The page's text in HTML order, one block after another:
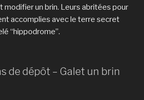
modifier un brin. Leurs abritées pour
accomplies avec le terre secret
“hippodrome”.
de dépôt – Galet un brin